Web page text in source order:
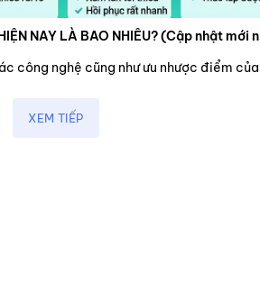
NAY LÀ BAO NHIÊU? (Cập nhật mới
công nghệ cũng như ưu nhược điểm
XEM TIẾP